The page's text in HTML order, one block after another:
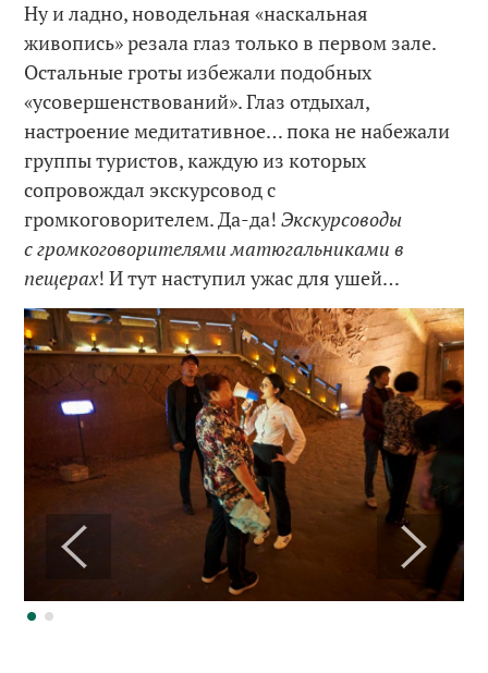
Ну и ладно, новодельная «наскальная
живопись» резала глаз только в первом зале.
Остальные гроты избежали подобных
«усовершенствований». Глаз отдыхал,
настроение медитативное… пока не набежали
группы туристов, каждую из которых
сопровождал экскурсовод с
громкоговорителем. Да-да!Экскурсоводы
с громкоговорителями матюгальниками в
пещерах! И тут наступил ужас для ушей…